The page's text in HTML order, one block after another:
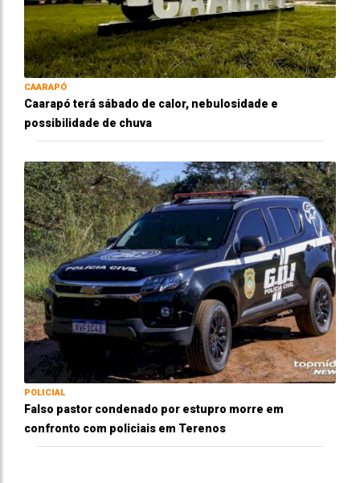
CAARAPÓ
Caarapó terá sábado de calor, nebulosidade e
possibilidade de chuva
POLICIAL
Falso pastor condenado por estupro morre em
confronto com policiais em Terenos